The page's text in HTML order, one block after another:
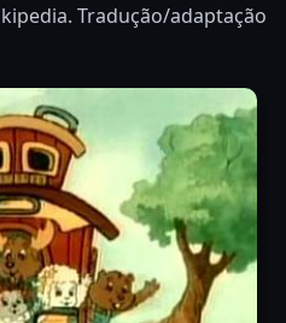
Tradução/adaptação